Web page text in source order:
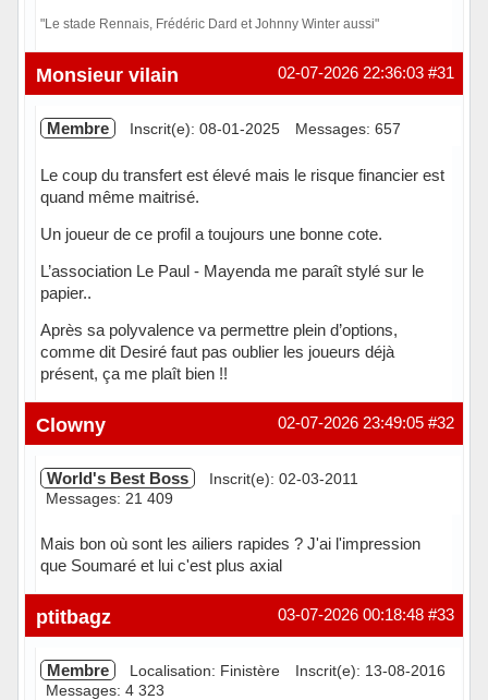
"Le stade Rennais, Frédéric Dard et Johnny Winter aussi"
Hors ligne #31
02-07-2026 22:36:03
Monsieur vilain
Membre Inscrit(e): 08-01-2025 Messages: 657
Le coup du transfert est élevé mais le risque financier est
quand même maitrisé.
Un joueur de ce profil a toujours une bonne cote.
L’association Le Paul - Mayenda me paraît stylé sur le
papier..
Après sa polyvalence va permettre plein d’options,
comme dit Desiré faut pas oublier les joueurs déjà
présent, ça me plaît bien !!
En ligne #32
02-07-2026 23:49:05
Clowny
World's Best Boss
Inscrit(e): 02-03-2011
Messages: 21 409
Mais bon où sont les ailiers rapides ? J'ai l'impression
que Soumaré et lui c'est plus axial
En ligne #33
03-07-2026 00:18:48
ptitbagz
Membre Localisation: Finistère
Inscrit(e): 13-08-2016
Messages: 4 323